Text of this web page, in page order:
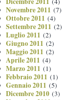
Novembre 2011 (7)
Ottobre 2011 (4)
Settembre 2011 (2)
Luglio 2011 (2)
Giugno 2011 (2)
Maggio 2011 (2)
Aprile 2011 (4)
Marzo 2011 (1)
Febbraio 2011 (1)
Gennaio 2011 (5)
Dicembre 2010 (3)